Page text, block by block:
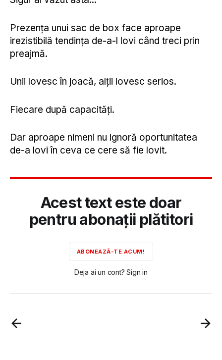
Prezența unui sac de box face aproape
irezistibilă tendința de-a-l lovi când treci prin
preajmă.
Unii lovesc în joacă, alții lovesc serios.
Fiecare după capacități.
Dar aproape nimeni nu ignoră oportunitatea
de-a lovi în ceva ce cere să fie lovit.
Acest text este doar
pentru abonații plătitori
ABONEAZĂ-TE ACUM!
Deja ai un cont? Sign in